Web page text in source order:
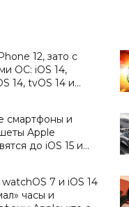
12, зато с
ОС: iOS 14,
14, tvOS 14 и
смартфоны и
Apple
до iOS 15 и
watchOS 7 и iOS 14
часы и